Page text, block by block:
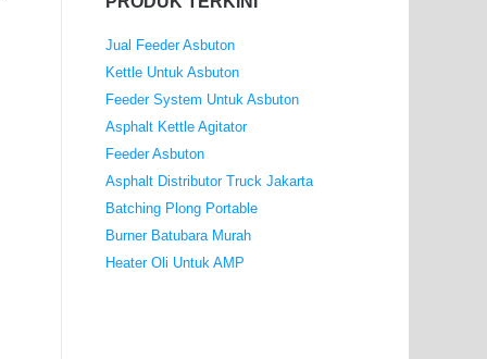
Jual Feeder Asbuton
Kettle Untuk Asbuton
Feeder System Untuk Asbuton
Asphalt Kettle Agitator
Feeder Asbuton
Asphalt Distributor Truck Jakarta
Batching Plong Portable
Burner Batubara Murah
Heater Oli Untuk AMP